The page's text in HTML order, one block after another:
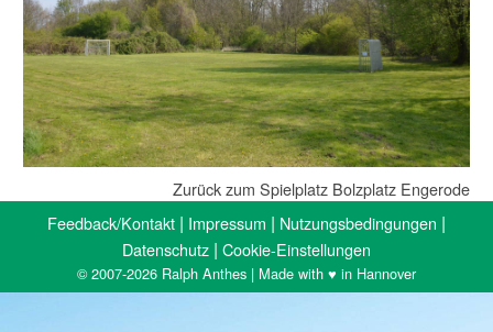
Zurück zum Spielplatz Bolzplatz Engerode
Feedback/Kontakt | Impressum | Nutzungsbedingungen |
Datenschutz | Cookie-Einstellungen
© 2007-2026 Ralph Anthes | Made with ♥ in Hannover